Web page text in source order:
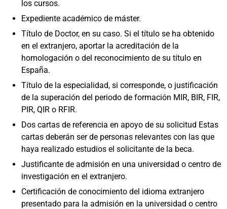
los cursos.
Expediente académico de máster.
Título de Doctor, en su caso. Si el título se ha obtenido
en el extranjero, aportar la acreditación de la
homologación o del reconocimiento de su título en
España.
Título de la especialidad, si corresponde, o justificación
de la superación del periodo de formación MIR, BIR, FIR,
PIR, QIR o RFIR.
Dos cartas de referencia en apoyo de su solicitud Estas
cartas deberán ser de personas relevantes con las que
haya realizado estudios el solicitante de la beca.
Justificante de admisión en una universidad o centro de
investigación en el extranjero.
Certificación de conocimiento del idioma extranjero
presentado para la admisión en la universidad o centro